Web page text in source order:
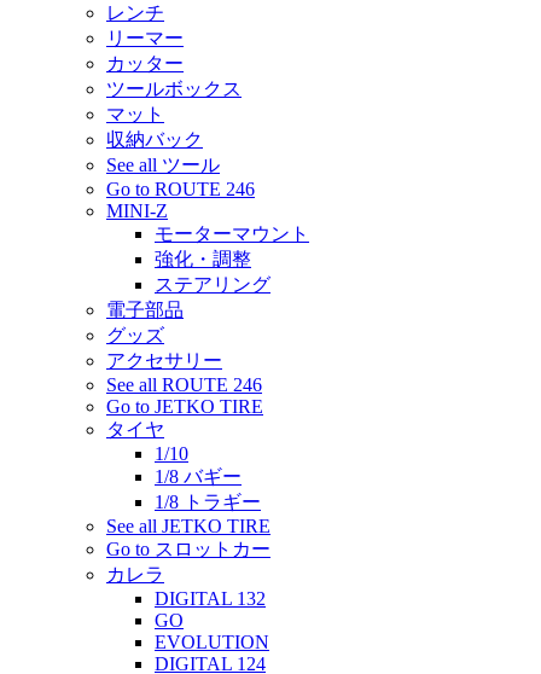
レンチ
リーマー
カッター
ツールボックス
マット
収納バック
See all ツール
Go to ROUTE 246
MINI-Z
モーターマウント
強化・調整
ステアリング
電子部品
グッズ
アクセサリー
See all ROUTE 246
Go to JETKO TIRE
タイヤ
1/10
1/8 バギー
1/8 トラギー
See all JETKO TIRE
Go to スロットカー
カレラ
DIGITAL 132
GO
EVOLUTION
DIGITAL 124